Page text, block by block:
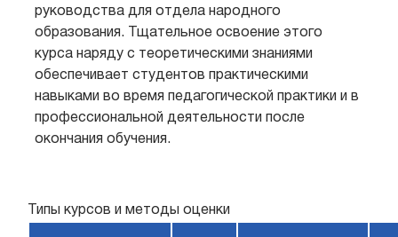
руководства для отдела народного
образования. Тщательное освоение этого
курса наряду с теоретическими знаниями
обеспечивает студентов практическими
навыками во время педагогической практики и в
профессиональной деятельности после
окончания обучения.
Типы курсов и методы оценки